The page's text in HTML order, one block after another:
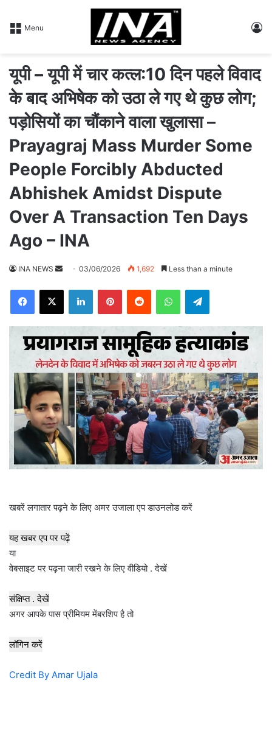
Menu
यूपी – यूपी में चार कत्ल:10 दिन पहले विवाद
के बाद अभिषेक को उठा ले गए थे कुछ लोग;
पड़ोसियों का चौंकाने वाला खुलासा –
Prayagraj Mass Murder Some
People Forcibly Abducted
Abhishek Amidst Dispute
Over A Transaction Ten Days
Ago – INA
INA NEWS
d
a
n
e
m
a
i
l
03/06/2026 1,692 Less than a minute
खबरें लगातार पढ़ने के लिए अमर उजाला एप डाउनलोड करें
यह खबर एप पर पढ़ें
या
वेबसाइट पर पढ़ना जारी रखने के लिए वीडियो . देखें
संक्षिप्त . देखें
अगर आपके पास प्रीमियम मेंबरशिप है तो
लॉगिन करें
Credit By Amar Ujala